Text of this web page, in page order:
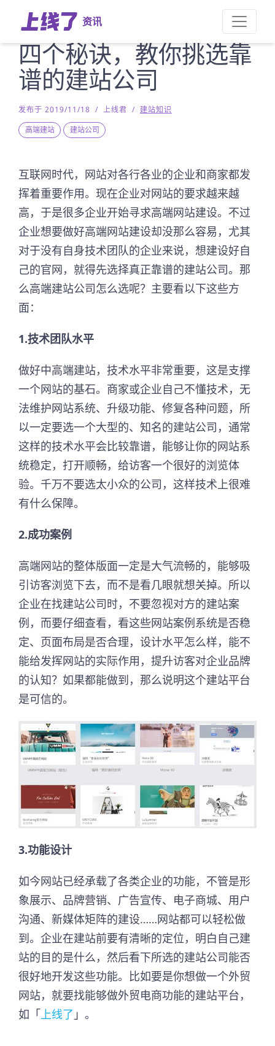
资讯
四个秘诀，教你挑选靠
谱的建站公司
发布于 2019/11/18 / 上线君 / 建站知识
高端建站
建站公司
互联网时代，网站对各行各业的企业和商家都发
挥着重要作用。现在企业对网站的要求越来越
高，于是很多企业开始寻求高端网站建设。不过
企业想要做好高端网站建设却没那么容易，尤其
对于没有自身技术团队的企业来说，想建设好自
己的官网，就得先选择真正靠谱的建站公司。那
么高端建站公司怎么选呢？主要看以下这些方
面：
1.技术团队水平
做好中高端建站，技术水平非常重要，这是支撑
一个网站的基石。商家或企业自己不懂技术，无
法维护网站系统、升级功能、修复各种问题，所
以一定要选一个大型的、知名的建站公司，通常
这样的技术水平会比较靠谱，能够让你的网站系
统稳定，打开顺畅，给访客一个很好的浏览体
验。千万不要选太小众的公司，这样技术上很难
有什么保障。
2.成功案例
高端网站的整体版面一定是大气流畅的，能够吸
引访客浏览下去，而不是看几眼就想关掉。所以
企业在找建站公司时，不要忽视对方的建站案
例，而要仔细查看，看这些网站案例系统是否稳
定、页面布局是否合理，设计水平怎么样，能不
能给发挥网站的实际作用，提升访客对企业品牌
的认知？如果都能做到，那么说明这个建站平台
是可信的。
3.功能设计
如今网站已经承载了各类企业的功能，不管是形
象展示、品牌营销、广告宣传、电子商城、用户
沟通、新媒体矩阵的建设……网站都可以轻松做
到。企业在建站前要有清晰的定位，明白自己建
站的目的是什么，然后看下所选的建站公司能否
很好地开发这些功能。比如要是你想做一个外贸
网站，就要找能够做外贸电商功能的建站平台，
如「 上线了 」。